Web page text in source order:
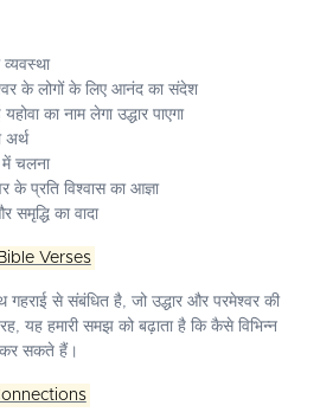
के लोगों के लिए आनंद का संदेश
का नाम लेगा उद्धार पाएगा
अर्थ
चलना
के प्रति विश्वास का आज्ञा
समृद्धि का वादा
Verses
गहराई से संबंधित है, जो उद्धार और परमेश्वर की
यह हमारी समझ को बढ़ाता है कि कैसे विभिन्न
कर सकते हैं।